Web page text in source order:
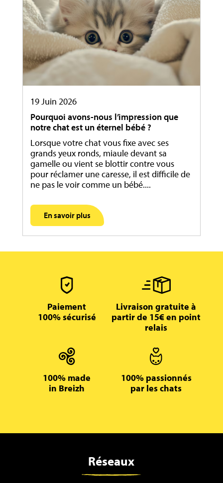
19 Juin 2026
Pourquoi avons-nous l’impression que
notre chat est un éternel bébé ?
Lorsque votre chat vous fixe avec ses
grands yeux ronds, miaule devant sa
gamelle ou vient se blottir contre vous
pour réclamer une caresse, il est difficile de
ne pas le voir comme un bébé....
En savoir plus
Paiement
100% sécurisé
Livraison gratuite à
partir de 15€ en point
relais
100% made
in Breizh
100% passionnés
par les chats
Réseaux